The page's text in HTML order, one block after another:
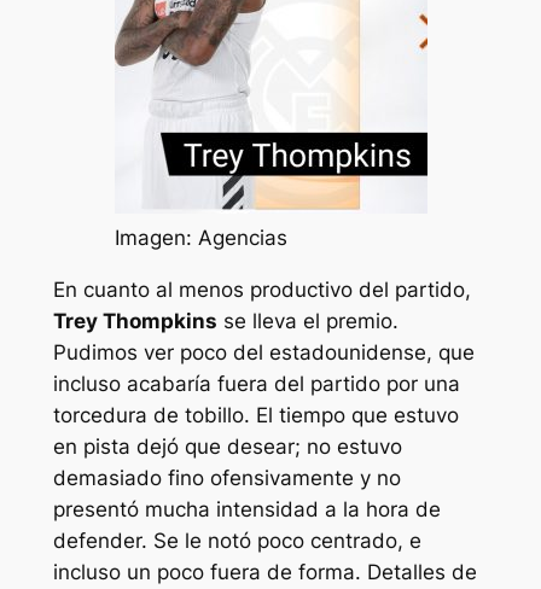
Imagen: Agencias
En cuanto al menos productivo del partido,
Trey Thompkins se lleva el premio.
Pudimos ver poco del estadounidense, que
incluso acabaría fuera del partido por una
torcedura de tobillo. El tiempo que estuvo
en pista dejó que desear; no estuvo
demasiado fino ofensivamente y no
presentó mucha intensidad a la hora de
defender. Se le notó poco centrado, e
incluso un poco fuera de forma. Detalles de